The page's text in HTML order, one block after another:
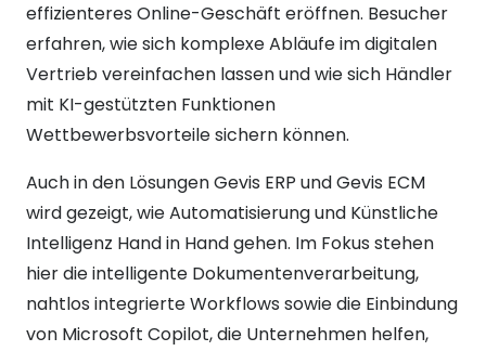
effizienteres Online-Geschäft eröffnen. Besucher
erfahren, wie sich komplexe Abläufe im digitalen
Vertrieb vereinfachen lassen und wie sich Händler
mit KI-gestützten Funktionen
Wettbewerbsvorteile sichern können.
Auch in den Lösungen Gevis ERP und Gevis ECM
wird gezeigt, wie Automatisierung und Künstliche
Intelligenz Hand in Hand gehen. Im Fokus stehen
hier die intelligente Dokumentenverarbeitung,
nahtlos integrierte Workflows sowie die Einbindung
von Microsoft Copilot, die Unternehmen helfen,